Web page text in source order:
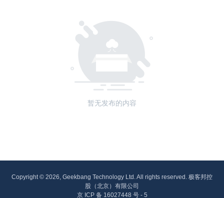
暂无发布的内容
Copyright © 2026, Geekbang Technology Ltd. All rights reserved. 极客邦控
股（北京）有限公司
京 ICP 备 16027448 号 - 5